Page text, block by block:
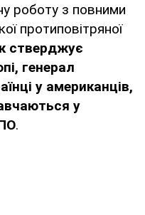
роботу з повними
протиповітряної
стверджує
генерал
у американців,
у
.